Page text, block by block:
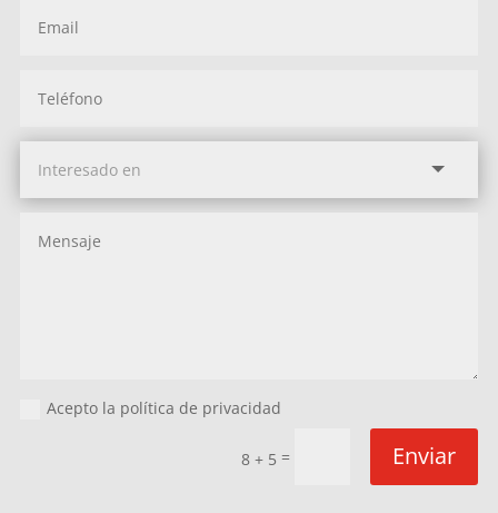
Acepto la política de privacidad
8 + 5 = Enviar